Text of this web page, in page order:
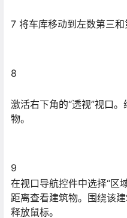
7 将车库移动到左数第三和
8
激活右下角的“透视”视口
物。
9
在视口导航控件中选择“区
距离查看建筑物。围绕该
释放鼠标。